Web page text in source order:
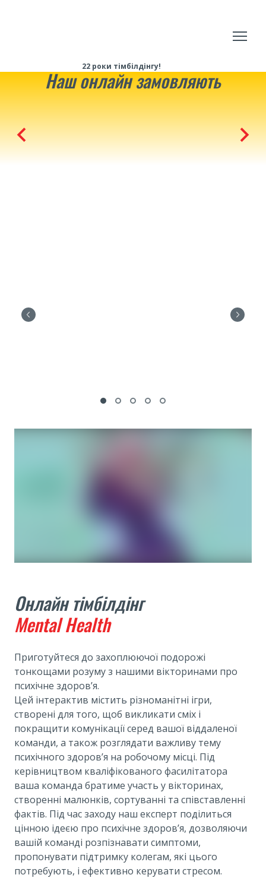
22 роки тімбілдінгу!
Наш онлайн замовляють
Онлайн тімбілдінг
Mental Health
Приготуйтеся до захоплюючої подорожі
тонкощами розуму з нашими вікторинами про
психічне здоров’я.
Цей інтерактив містить різноманітні ігри,
створені для того, щоб викликати сміх і
покращити комунікації серед вашої віддаленої
команди, а також розглядати важливу тему
психічного здоров’я на робочому місці. Під
керівництвом кваліфікованого фасилітатора
ваша команда братиме участь у вікторинах,
створенні малюнків, сортуванні та співставленні
фактів. Під час заходу наш експерт поділиться
цінною ідеєю про психічне здоров’я, дозволяючи
вашій команді розпізнавати симптоми,
пропонувати підтримку колегам, які цього
потребують, і ефективно керувати стресом.